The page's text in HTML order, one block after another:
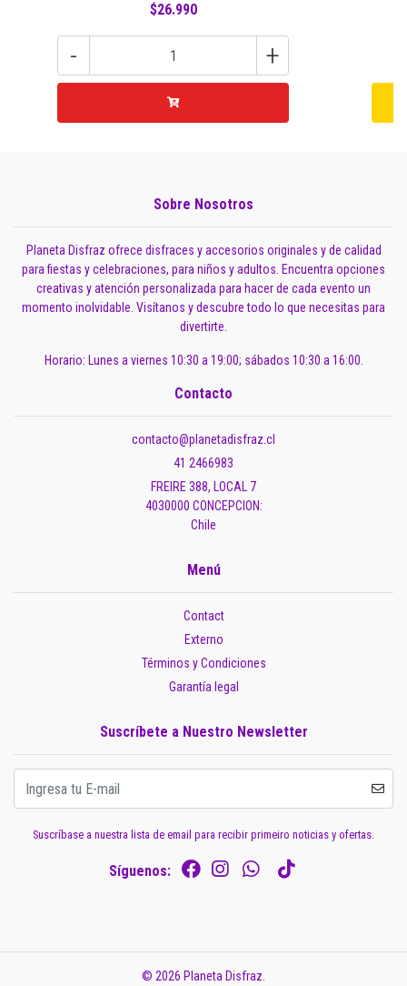
$26.990
- +
Sobre Nosotros
Planeta Disfraz ofrece disfraces y accesorios originales y de calidad
para fiestas y celebraciones, para niños y adultos. Encuentra opciones
creativas y atención personalizada para hacer de cada evento un
momento inolvidable. Visítanos y descubre todo lo que necesitas para
divertirte.
Horario: Lunes a viernes 10:30 a 19:00; sábados 10:30 a 16:00.
Contacto
contacto@planetadisfraz.cl
41 2466983
FREIRE 388, LOCAL 7
4030000 CONCEPCION:
Chile
Menú
Contact
Externo
Términos y Condiciones
Garantía legal
Suscríbete a Nuestro Newsletter
Suscríbase a nuestra lista de email para recibir primeiro noticias y ofertas.
Síguenos:
© 2026 Planeta Disfraz.